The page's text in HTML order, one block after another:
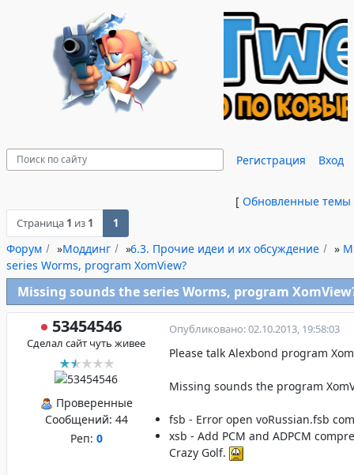
Регистрация Вход
[ Обновленные темы
Страница 1 из 1 1
Форум »Моддинг »6.3. Прочие идеи и их обсуждение »
series Worms, program XomView?
Missing sounds the series Worms, program
53454546
Сделал сайт чуть живее
Проверенные
Сообщений: 44
Реп: 0
Опубликовано: 02.10.2013, 19:58:03
Please talk Alexbond program
Missing sounds the program
fsb - Error open voRussian.fsb
xsb - Add PCM and ADPCM
Crazy Golf.